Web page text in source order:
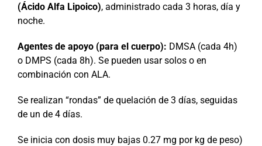
(Ácido Alfa Lipoico), administrado cada 3 horas, día y
noche.
Agentes de apoyo (para el cuerpo): DMSA (cada 4h)
o DMPS (cada 8h). Se pueden usar solos o en
combinación con ALA.
Se realizan “rondas” de quelación de 3 días, seguidas
de un de 4 días.
Se inicia con dosis muy bajas 0.27 mg por kg de peso)